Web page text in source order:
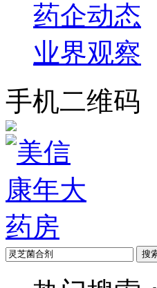
药企动态
业界观察
手机二维码